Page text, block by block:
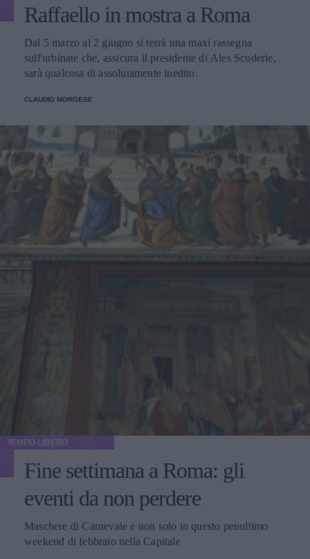
Raffaello in mostra a Roma
Dal 5 marzo al 2 giugno si terrà una maxi rassegna
sull'urbinate che, assicura il presidente di Ales Scuderie,
sarà qualcosa di assolutamente inedito.
CLAUDIO MORGESE
TEMPO LIBERO
Fine settimana a Roma: gli
eventi da non perdere
Maschere di Carnevale e non solo in questo penultimo
weekend di febbraio nella Capitale